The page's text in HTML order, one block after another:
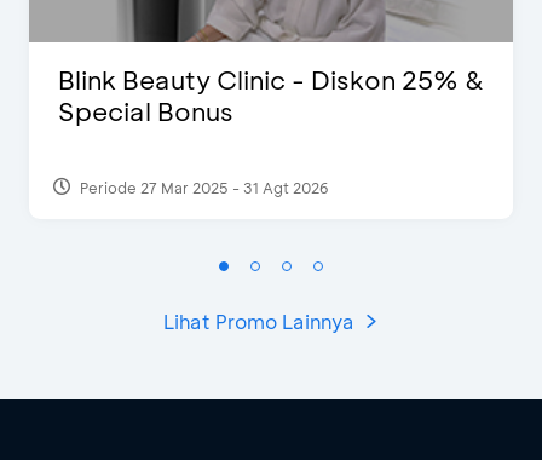
Blink Beauty Clinic - Diskon 25% &
Special Bonus
Periode 27 Mar 2025 - 31 Agt 2026
Lihat Promo Lainnya